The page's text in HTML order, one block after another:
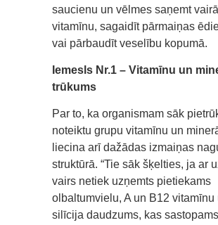
saucienu un vēlmes saņemt
vitamīnu, sagaidīt pārmaiņas
vai pārbaudīt veselību kopumā.
Iemesls Nr.1 – Vitamīnu un
trūkums
Par to, ka organismam sāk
noteiktu grupu vitamīnu un
liecina arī dažādas izmaiņas
struktūrā. “Tie sāk šķelties, ja ar
vairs netiek uzņemts pietiekams
olbaltumvielu, A un B12 vitamīnu
silīcija daudzums, kas